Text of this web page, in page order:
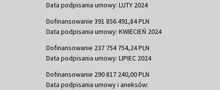
Data podpisania umowy: LUTY 2024
Dofinansowanie 391 856 491,84 PLN
Data podpisania umowy: KWIECIEŃ 2024
Dofinansowanie 237 754 754,24 PLN
Data podpisania umowy: LIPIEC 2024
Dofinansowanie 290 817 240,00 PLN
Data podpisania umowy i aneksów: